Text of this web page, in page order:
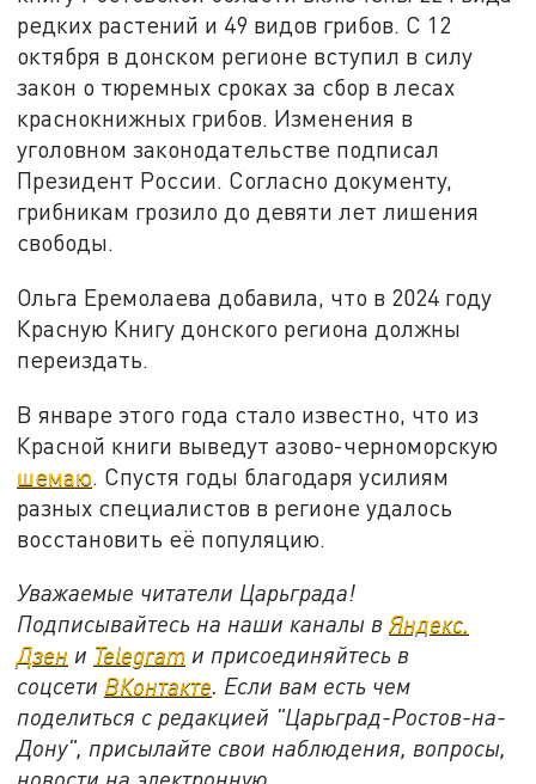
редких растений и 49 видов грибов. С 12
октября в донском регионе вступил в силу
закон о тюремных сроках за сбор в лесах
краснокнижных грибов. Изменения в
уголовном законодательстве подписал
Президент России. Согласно документу,
грибникам грозило до девяти лет лишения
свободы.
Ольга Еремолаева добавила, что в 2024 году
Красную Книгу донского региона должны
переиздать.
В январе этого года стало известно, что из
Красной книги выведут азово-черноморскую
шемаю . Спустя годы благодаря усилиям
разных специалистов в регионе удалось
восстановить её популяцию.
Уважаемые читатели Царьграда!
Подписывайтесь на наши каналы вЯндекс.
Дзен и Telegram и присоединяйтесь в
соцсети ВКонтакте. Если вам есть чем
поделиться с редакцией "Царьград-Ростов-на-
Дону", присылайте свои наблюдения, вопросы,